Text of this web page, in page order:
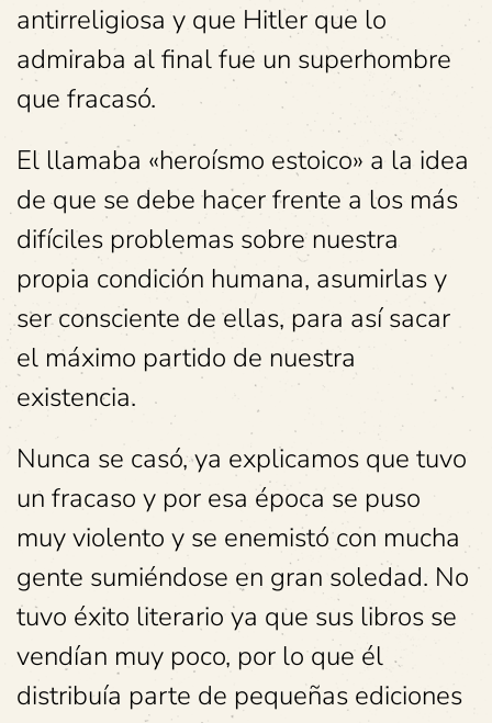
antirreligiosa y que Hitler que lo
admiraba al final fue un superhombre
que fracasó.
El llamaba «heroísmo estoico» a la idea
de que se debe hacer frente a los más
difíciles problemas sobre nuestra
propia condición humana, asumirlas y
ser consciente de ellas, para así sacar
el máximo partido de nuestra
existencia.
Nunca se casó, ya explicamos que tuvo
un fracaso y por esa época se puso
muy violento y se enemistó con mucha
gente sumiéndose en gran soledad. No
tuvo éxito literario ya que sus libros se
vendían muy poco, por lo que él
distribuía parte de pequeñas ediciones